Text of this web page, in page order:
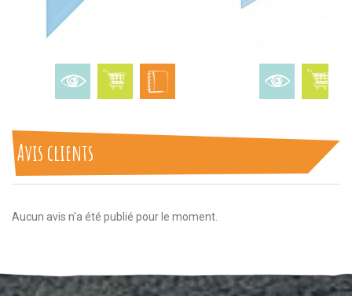
Avis clients
Aucun avis n'a été publié pour le moment.